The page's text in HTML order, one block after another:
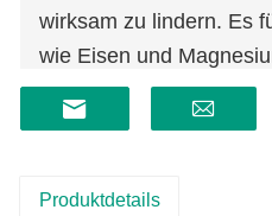
wirksam zu lindern. Es
wie Eisen und
normalen Stoffwechsel
Ergänzen Sie
Haustieren benötigte
Produktdetails